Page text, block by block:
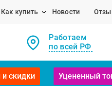
Как купить Новости
Работаем
по всей РФ
скидки Уцененный